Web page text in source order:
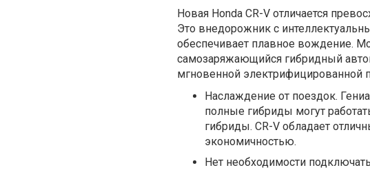
Новая Honda CR-V отличается
Это внедорожник с
обеспечивает плавное вождение.
самозаряжающийся гибридный
мгновенной электрифицированной
Наслаждение от поездок.
полные гибриды могут
гибриды. CR-V обладает
экономичностью.
Нет необходимости